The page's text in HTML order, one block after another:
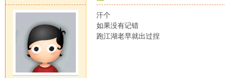
汗个
如果没有记错
跑江湖老早就出过捏